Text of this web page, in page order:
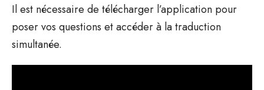
Il est nécessaire de télécharger l’application pour
poser vos questions et accéder à la traduction
simultanée.